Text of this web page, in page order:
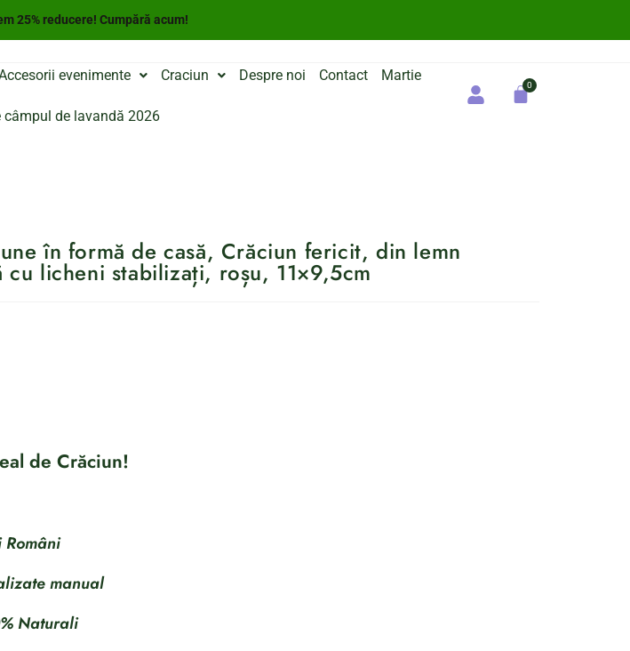
25% reducere! Cumpără acum!
evenimente Craciun Despre noi Contact Martie
câmpul de lavandă 2026
în formă de casă, Crăciun fericit, din lemn
cu licheni stabilizați, roșu, 11×9,5cm
de Crăciun!
manual
Naturali